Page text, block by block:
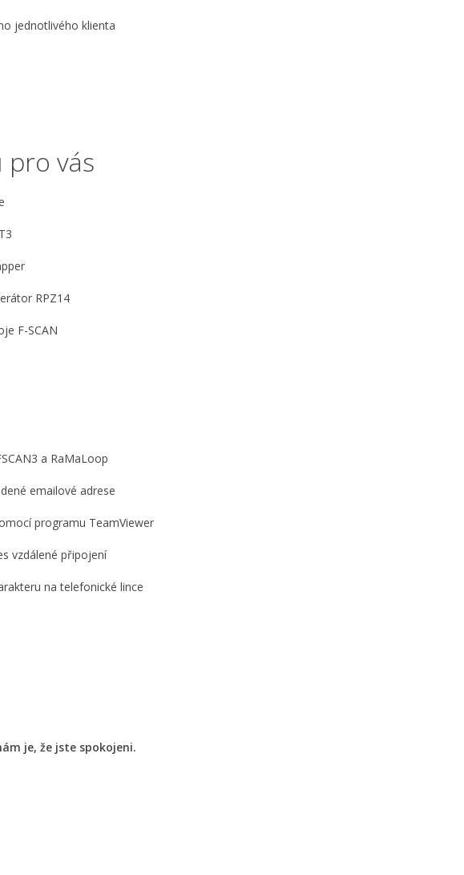
jednotlivého klienta
pro vás
RPZ14
F-SCAN
a RaMaLoop
emailové adrese
programu TeamViewer
vzdálené připojení
na telefonické lince
je, že jste spokojeni.